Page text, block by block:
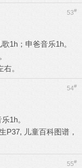
53#
1h；申爸音乐1h。
。
54#
1h。
P37, 儿童百科图谱，
55#